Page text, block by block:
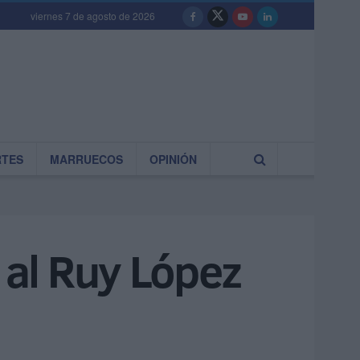
viernes 7 de agosto de 2026
MARRUECOS OPINIÓN
Ruy López